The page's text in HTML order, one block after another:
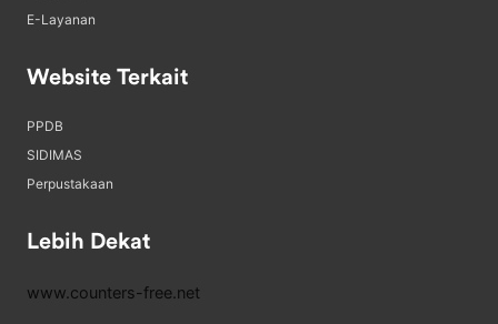
E-Layanan
Website Terkait
PPDB
SIDIMAS
Perpustakaan
Lebih Dekat
www.counters-free.net